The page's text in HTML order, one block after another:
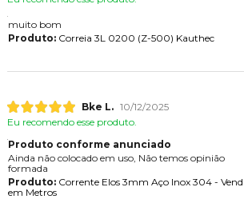
muito bom
Produto:Correia 3L 0200 (Z-500) Kauthec
Bke L. 10/12/2025
Eu recomendo esse produto.
Produto conforme anunciado
Ainda não colocado em uso, Não temos opinião
formada
Produto:Corrente Elos 3mm Aço Inox 304 -
em Metros